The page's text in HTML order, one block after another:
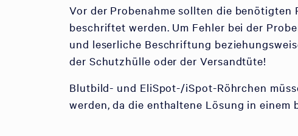
Vor der Probenahme sollten die
beschriftet werden. Um Fehler bei der
und leserliche Beschriftung
der Schutzhülle oder der Versandtüte!
Blutbild- und EliSpot-/iSpot-Röhrchen
werden, da die enthaltene Lösung in einem